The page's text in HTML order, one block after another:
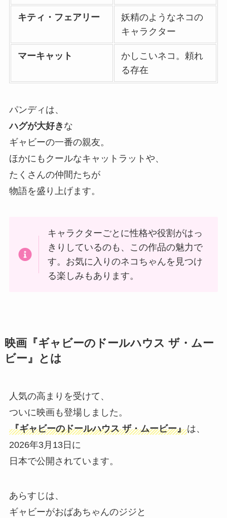
キティ・フェアリー
妖精のようなネコの
キャラクター
マーキャット
かしこいネコ。頼れ
る存在
パンディは、
ハグが大好き な
ギャビーの一番の親友。
ほかにもクールなキャットラットや、
たくさんの仲間たちが
物語を盛り上げます。
キャラクターごとに性格や役割がはっ
きりしているのも、この作品の魅力で
す。お気に入りのネコちゃんを見つけ
る楽しみもあります。
映画『ギャビーのドールハウス ザ・ムー
ビー』とは
人気の高まりを受けて、
ついに映画も登場しました。
『ギャビーのドールハウス ザ・ムービー』は、
2026年3月13日に
日本で公開されています。
あらすじは、
ギャビーがおばあちゃんのジジと